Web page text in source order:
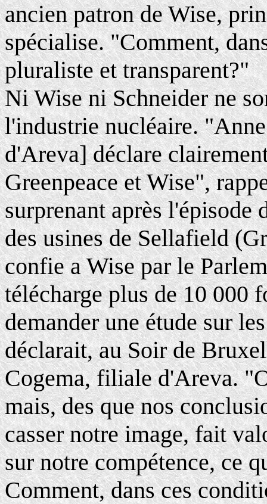
ancien patron de Wise,
spécialise. "Comment,
pluraliste et transparent?"
Ni Wise ni Schneider ne
l'industrie nucléaire.
d'Areva] déclare
Greenpeace et Wise",
surprenant après l'épisode
des usines de Sellafield
confie a Wise par le
télécharge plus de 10 000
demander une étude sur
déclarait, au Soir de
Cogema, filiale d'Areva.
mais, des que nos
casser notre image, fait
sur notre compétence, ce
Comment, dans ces